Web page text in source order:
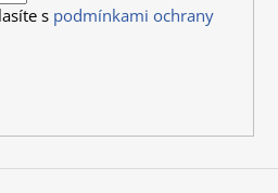
s podmínkami ochrany